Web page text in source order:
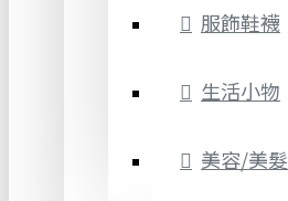
服飾鞋襪
生活小物
美容/美髮